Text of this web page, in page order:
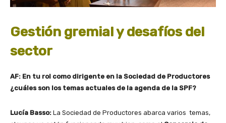
Gestión gremial y desafíos del
sector
AF: En tu rol como dirigente en la Sociedad de Productores
¿cuáles son los temas actuales de la agenda de la SPF?
Lucía Basso: La Sociedad de Productores abarca varios temas,